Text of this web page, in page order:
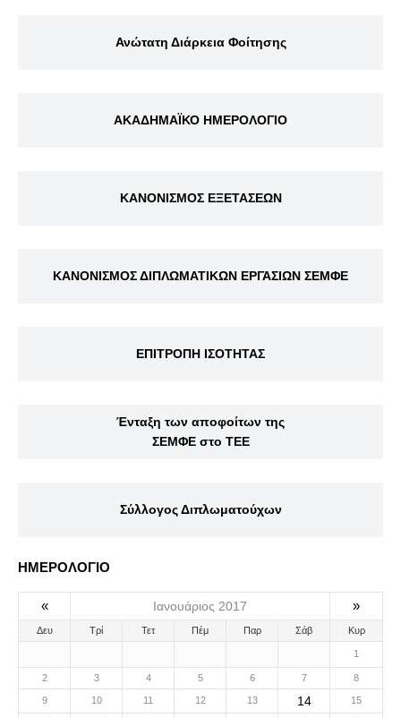
Ανώτατη Διάρκεια Φοίτησης
ΑΚΑΔΗΜΑΪΚΟ ΗΜΕΡΟΛΟΓΙΟ
ΚΑΝΟΝΙΣΜΟΣ ΕΞΕΤΑΣΕΩΝ
ΚΑΝΟΝΙΣΜΟΣ ΔΙΠΛΩΜΑΤΙΚΩΝ ΕΡΓΑΣΙΩΝ ΣΕΜΦΕ
ΕΠΙΤΡΟΠΗ ΙΣΟΤΗΤΑΣ
Ένταξη των αποφοίτων της
ΣΕΜΦΕ στο ΤΕΕ
Σύλλογος Διπλωματούχων
ΗΜΕΡΟΛΟΓΙΟ
« Ιανουάριος 2017 »
Δευ Τρί Τετ Πέμ Παρ Σάβ Κυρ
1
2 3 4 5 6 7 8
9 10 11 12 13 14 15